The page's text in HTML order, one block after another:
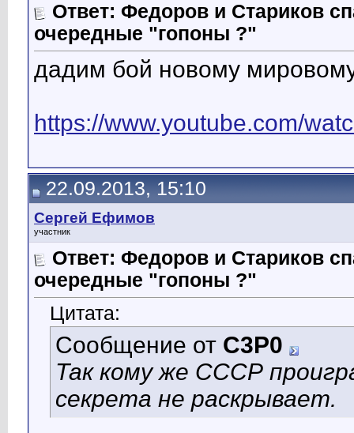
Ответ: Федоров и Стариков
очередные "гопоны ?"
дадим бой новому
https://www.youtube.com/
22.09.2013, 15:10
Сергей Ефимов
участник
Ответ: Федоров и Стариков
очередные "гопоны ?"
Цитата:
Сообщение от C3P0
Так кому же СССР
секрета не раскрывает.